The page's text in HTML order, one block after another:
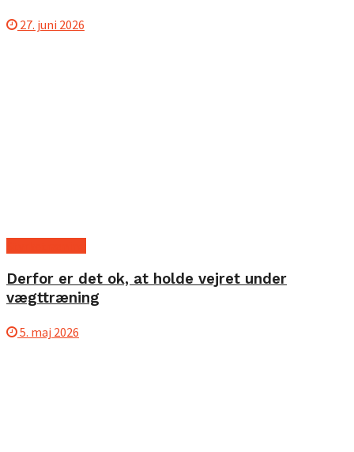
27. juni 2026
Derfor er det ok, at holde vejret under
vægttræning
5. maj 2026